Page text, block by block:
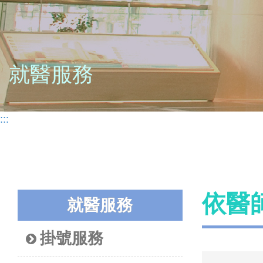
就醫服務
:::
就醫服務
掛號服務
依醫